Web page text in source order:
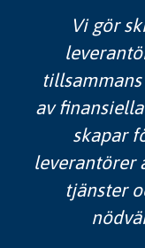
Vi gör
av
skapar
leverantörer
tjänster